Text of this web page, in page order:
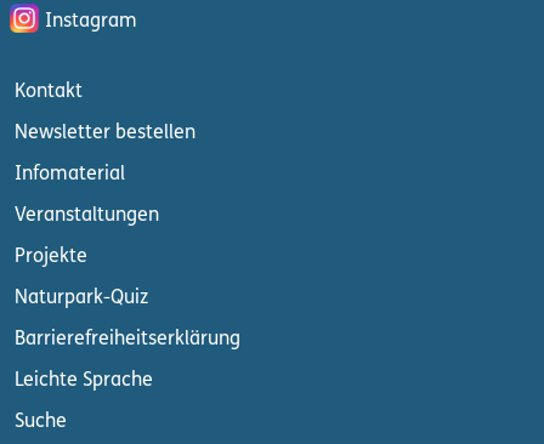
Instagram
Kontakt
Newsletter bestellen
Infomaterial
Veranstaltungen
Projekte
Naturpark-Quiz
Barrierefreiheitserklärung
Leichte Sprache
Suche